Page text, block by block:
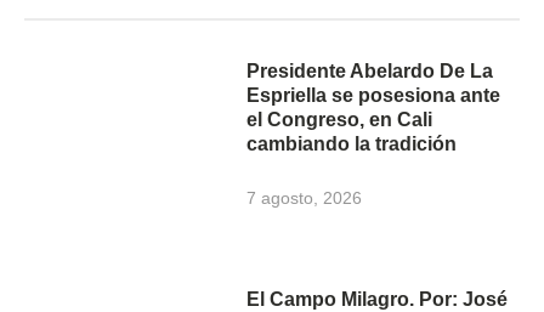
Presidente Abelardo De La
Espriella se posesiona ante
el Congreso, en Cali
cambiando la tradición
7 agosto, 2026
El Campo Milagro. Por: José